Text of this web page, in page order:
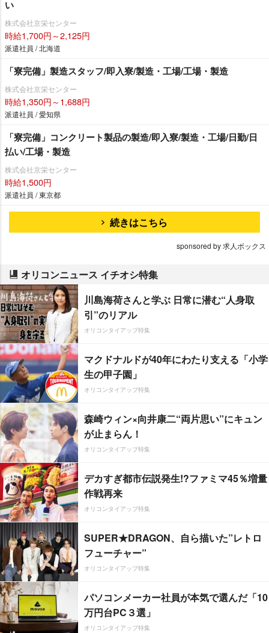
い
株式会社京栄センター
時給1,700円～2,125円
派遣社員 / 北海道
「寮完備」製造スタッフ/即入寮/製造・工場/工場・製造
株式会社京栄センター
時給1,350円～1,688円
派遣社員 / 愛知県
「寮完備」コンクリート製品の製造/即入寮/製造・工場/日勤/日
払い/工場・製造
株式会社京栄センター
時給1,500円
派遣社員 / 東京都
続きはこちら
sponsored by 求人ボックス
オリコンニュース イチオシ特集
川島海荷さんと学ぶ 日常に潜む“人身取
引”のリアル
オリコンタイアップ特集
マクドナルドが40年にわたり支える「小学
生の甲子園」
オリコンタイアップ特集
森崎ウィン×向井康二“両片思い”にキュン
が止まらん！
オリコンタイアップ特集
デカすぎ都市伝説発生!?ファミマ45％増量
作戦再来
オリコンタイアップ特集
SUPER★DRAGON、自ら描いた”レトロ
フューチャー”
オリコンタイアップ特集
パソコンメーカー社員が本気で選んだ「10
万円台PC３選」
オリコンタイアップ特集